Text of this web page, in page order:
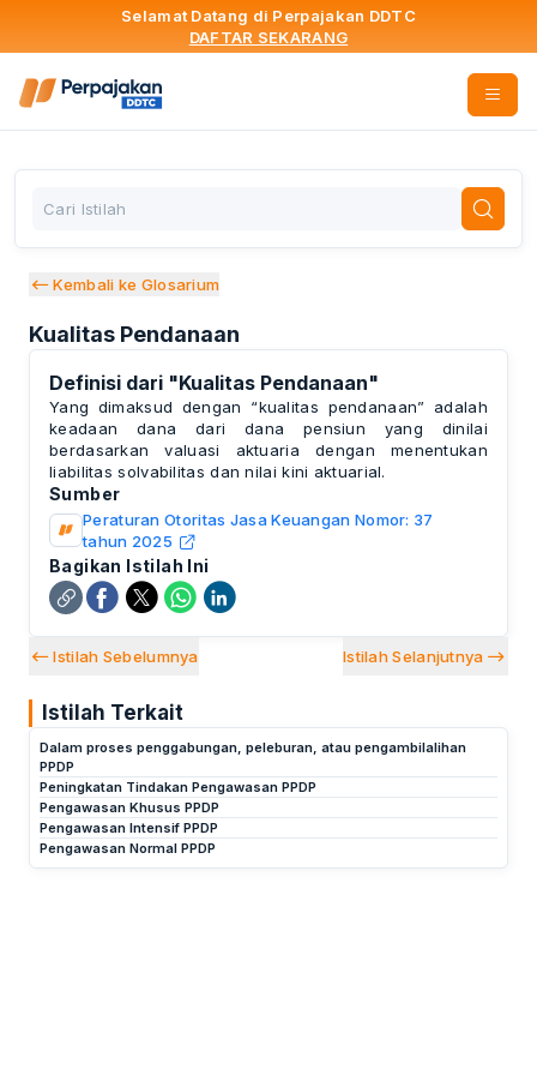
Selamat Datang di Perpajakan DDTC
DAFTAR SEKARANG
Kembali ke Glosarium
Kualitas Pendanaan
Definisi dari "Kualitas Pendanaan"
Yang dimaksud dengan “kualitas pendanaan” adalah
keadaan dana dari dana pensiun yang dinilai
berdasarkan valuasi aktuaria dengan menentukan
liabilitas solvabilitas dan nilai kini aktuarial.
Sumber
Peraturan Otoritas Jasa Keuangan Nomor: 37
tahun 2025
Bagikan Istilah Ini
Istilah Sebelumnya Istilah Selanjutnya
Istilah Terkait
Dalam proses penggabungan, peleburan, atau pengambilalihan
PPDP
Peningkatan Tindakan Pengawasan PPDP
Pengawasan Khusus PPDP
Pengawasan Intensif PPDP
Pengawasan Normal PPDP